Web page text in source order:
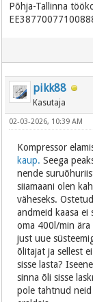
Põhja-Tallinna
pikk88
Kasutaja
02-03-2026, 10:39 AM
Kompressor
kaup. Seega
nende
siiamaani olen
väheseks.
andmeid kaasa ei
oma 400l/min
just uue
õlitajat ja sellest
sisse lasta?
sinna õli sisse
pole tahtnud neid